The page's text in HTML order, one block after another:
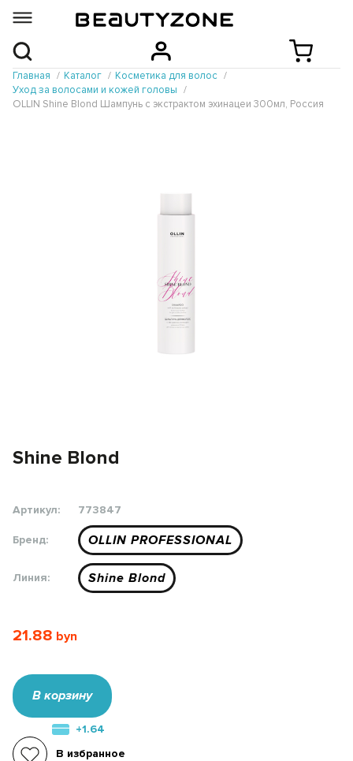
Главная Каталог
Косметика для волос
Уход за волосами и кожей головы
OLLIN Shine Blond Шампунь с экстрактом эхинацеи 300мл, Россия
Shine Blond
Артикул: 773847
Бренд: OLLIN PROFESSIONAL
Линия: Shine Blond
21.88
В корзину
+1.64
В избранное